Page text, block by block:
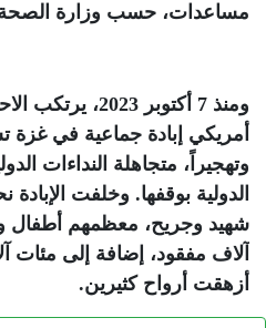
مساعدات، حسب وزارة
ومنذ 7 أكتوبر
أمريكي إبادة جماعية في غزة
وتهجيراً، متجاهلة النداءات
آلاف مفقود، إضافة إلى مئات
أزهقت أرواح كثيرين.